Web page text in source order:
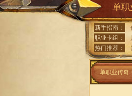
单职
新手指南：
职业卡组：
热门推荐：
单职业传奇